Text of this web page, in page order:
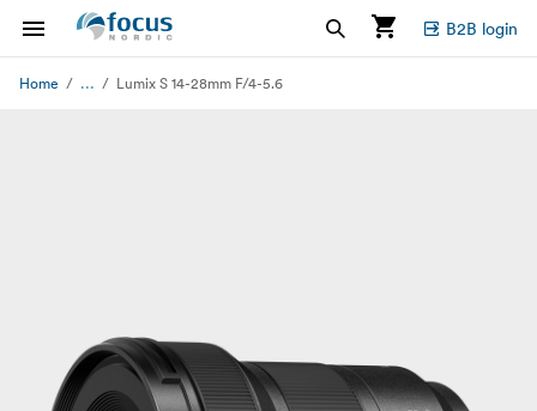
B2B login
Home ... Lumix S 14-28mm F/4-5.6